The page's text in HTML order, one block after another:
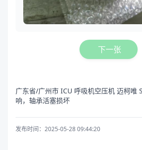
下一张
广东省/广州市 ICU 呼吸机空压机 迈柯唯
响，轴承活塞损坏
发布时间：2025-05-28 09:44:20